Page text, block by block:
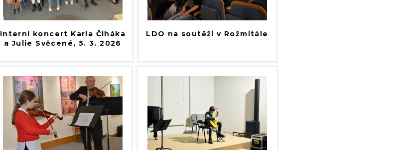
Interní koncert Karla Čiháka
a Julie Svěcené, 5. 3. 2026
LDO na soutěži v Rožmitále